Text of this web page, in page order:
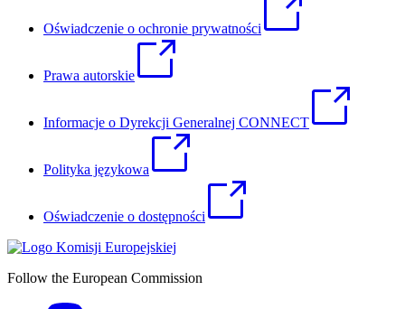
Oświadczenie o ochronie prywatności
Prawa autorskie
Informacje o Dyrekcji Generalnej CONNECT
Polityka językowa
Oświadczenie o dostępności
Follow the European Commission